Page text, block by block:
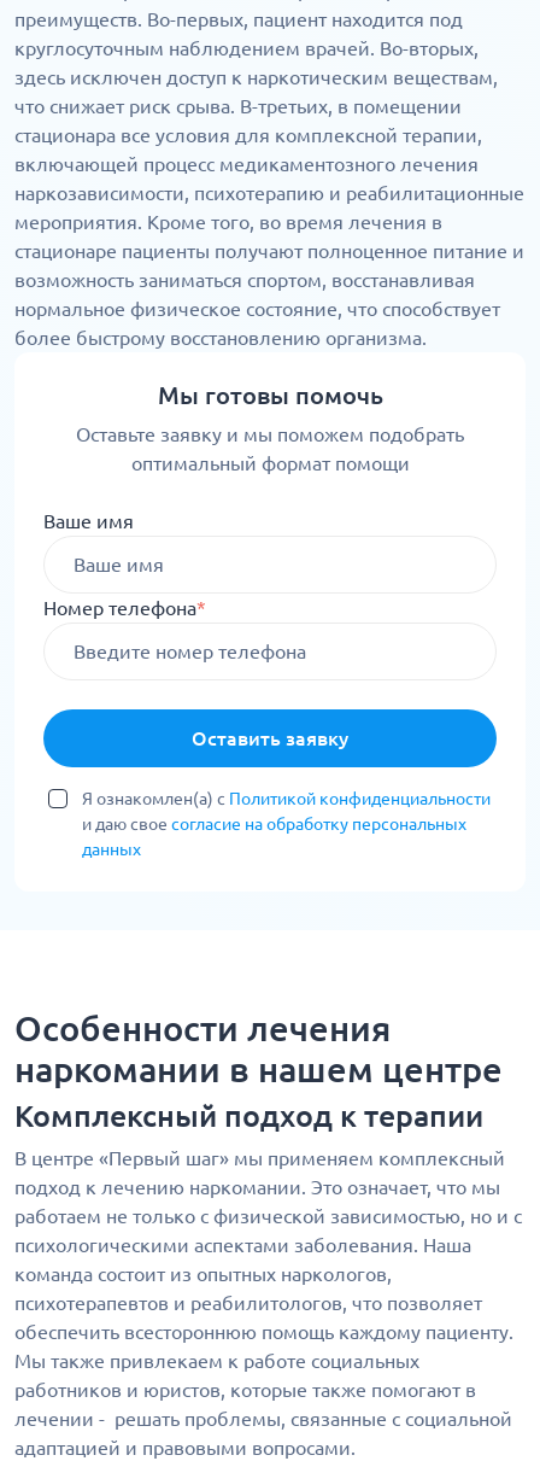
преимуществ. Во-первых, пациент находится под
круглосуточным наблюдением врачей. Во-вторых,
здесь исключен доступ к наркотическим веществам,
что снижает риск срыва. В-третьих, в помещении
стационара все условия для комплексной терапии,
включающей процесс медикаментозного лечения
наркозависимости, психотерапию и реабилитационные
мероприятия. Кроме того, во время лечения в
стационаре пациенты получают полноценное питание и
возможность заниматься спортом, восстанавливая
нормальное физическое состояние, что способствует
более быстрому восстановлению организма.
Мы готовы помочь
Оставьте заявку и мы поможем подобрать
оптимальный формат помощи
Ваше имя
Номер телефона*
Оставить заявку
Я ознакомлен(а) с Политикой конфиденциальности
и даю свое согласие на обработку персональных
данных
Особенности лечения
наркомании в нашем центре
Комплексный подход к терапии
В центре «Первый шаг» мы применяем комплексный
подход к лечению наркомании. Это означает, что мы
работаем не только с физической зависимостью, но и с
психологическими аспектами заболевания. Наша
команда состоит из опытных наркологов,
психотерапевтов и реабилитологов, что позволяет
обеспечить всестороннюю помощь каждому пациенту.
Мы также привлекаем к работе социальных
работников и юристов, которые также помогают в
лечении - решать проблемы, связанные с социальной
адаптацией и правовыми вопросами.